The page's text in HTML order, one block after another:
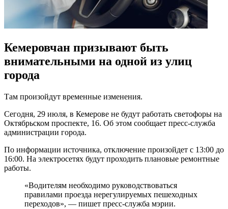
Кемеровчан призывают быть
внимательными на одной из улиц
города
Там произойдут временные изменения.
Сегодня, 29 июля, в Кемерове не будут работать светофоры на
Октябрьском проспекте, 16. Об этом сообщает пресс-служба
администрации города.
По информации источника, отключение произойдет с 13:00 до
16:00. На электросетях будут проходить плановые ремонтные
работы.
«Водителям необходимо руководствоваться
правилами проезда нерегулируемых пешеходных
переходов», — пишет пресс-служба мэрии.